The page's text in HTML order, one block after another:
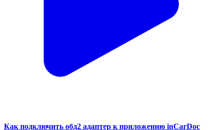
Как подключить обд2 адаптер к приложению inCarDoc